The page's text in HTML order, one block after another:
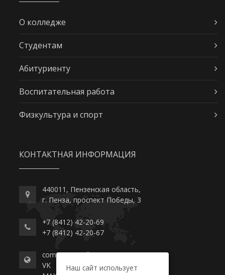
О колледже
Студентам
Абитуриенту
Воспитательная работа
Физкультура и спорт
КОНТАКТНАЯ ИНФОРМАЦИЯ
440011, Пензенская область,
г. Пенза, проспект Победы, 3
+7 (8412) 42-20-69
+7 (8412) 42-20-67
commerce-college.ru
VK
Наш сайт использует